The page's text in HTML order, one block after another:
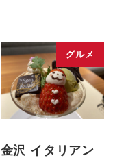
グルメ
金沢 イタリアン